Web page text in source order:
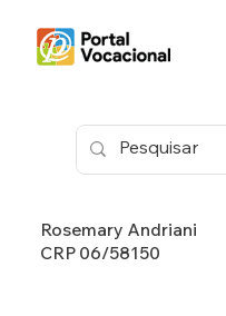
Rosemary Andriani
CRP 06/58150